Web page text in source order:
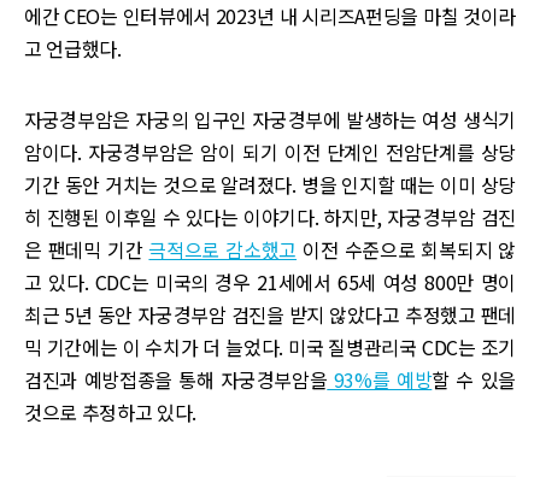
에간 CEO는 인터뷰에서 2023년 내 시리즈A펀딩을 마칠 것이라
고 언급했다.
자궁경부암은 자궁의 입구인 자궁경부에 발생하는 여성 생식기
암이다. 자궁경부암은 암이 되기 이전 단계인 전암단계를 상당
기간 동안 거치는 것으로 알려졌다. 병을 인지할 때는 이미 상당
히 진행된 이후일 수 있다는 이야기다. 하지만, 자궁경부암 검진
은 팬데믹 기간극적으로 감소했고 이전 수준으로 회복되지 않
고 있다. CDC는 미국의 경우 21세에서 65세 여성 800만 명이
최근 5년 동안 자궁경부암 검진을 받지 않았다고 추정했고 팬데
믹 기간에는 이 수치가 더 늘었다. 미국 질병관리국 CDC는 조기
검진과 예방접종을 통해 자궁경부암을 93%를 예방할 수 있을
것으로 추정하고 있다.